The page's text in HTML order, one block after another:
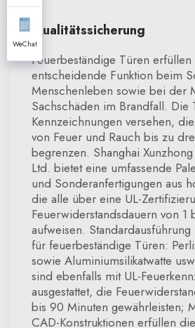
Qualitätssicherung
Feuerbeständige Türen erfüllen
entscheidende Funktion beim
Menschenleben sowie bei der
Sachschäden im Brandfall. Die
Kennzeichnungen versehen,
von Feuer und Rauch bis zu
begrenzen. Shanghai
Ltd. bietet eine umfassende
und Sonderanfertigungen aus
die alle über eine UL-
Feuerwiderstandsdauern von 1
aufweisen.
für feuerbeständige Türen:
sowie Aluminiumsilikatwatte
sind ebenfalls mit UL-
ausgestattet, die
bis 90 Minuten gewährleisten;
CAD-Konstruktionen erfüllen die
WeChat